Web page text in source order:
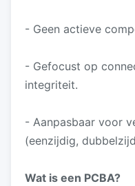
- Geen actieve
- Gefocust op
integriteit.
- Aanpasbaar voor
(eenzijdig,
Wat is een PCBA?